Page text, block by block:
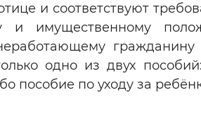
и соответствуют
и имущественному
одно из двух
пособие по уходу за